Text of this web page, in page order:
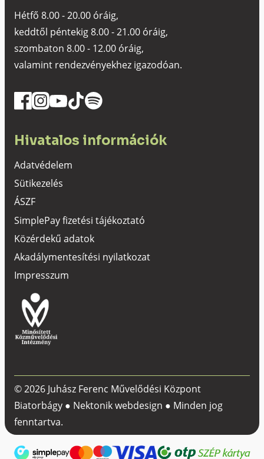
Hétfő 8.00 - 20.00 óráig,
keddtől péntekig 8.00 - 21.00 óráig,
szombaton 8.00 - 12.00 óráig,
valamint rendezvényekhez igazodóan.
Hivatalos információk
Adatvédelem
Sütikezelés
ÁSZF
SimplePay fizetési tájékoztató
Közérdekű adatok
Akadálymentesítési nyilatkozat
Impresszum
© 2026 Juhász Ferenc Művelődési Központ
Biatorbágy ● Nektonik webdesign ● Minden jog
fenntartva.